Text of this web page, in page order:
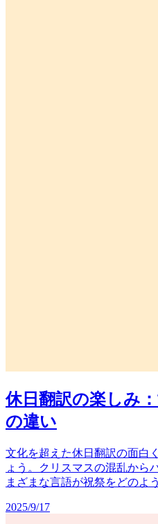
休日翻訳の楽しみ
の違い
文化を超えた休日翻訳の面白
ょう。クリスマスの混乱から
まざまな言語が祝祭をどのよ
2025/9/17